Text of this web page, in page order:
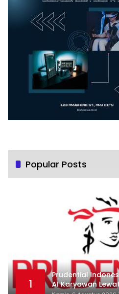
Popular Posts
1
Prudential
AI Karyawan